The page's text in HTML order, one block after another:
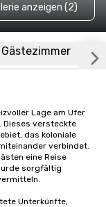
anzeigen (2)
Gästezimmer
Lage am Ufer
Dieses versteckte
das koloniale
verbindet.
eine Reise
sorgfältig
Unterkünfte,